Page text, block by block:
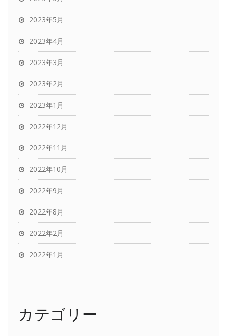
2023年5月
2023年4月
2023年3月
2023年2月
2023年1月
2022年12月
2022年11月
2022年10月
2022年9月
2022年8月
2022年2月
2022年1月
カテゴリー